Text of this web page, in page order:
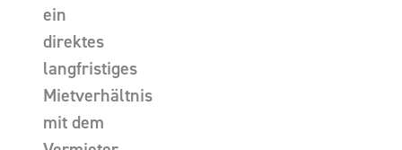
ein
direktes
langfristiges
Mietverhältnis
mit dem